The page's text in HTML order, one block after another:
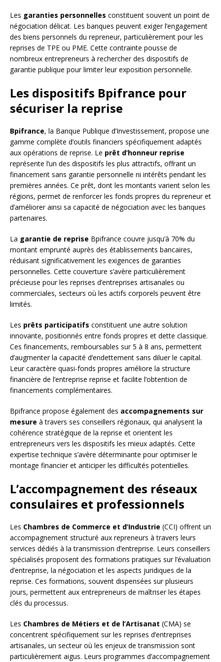
Les garanties personnelles constituent souvent un point de
négociation délicat. Les banques peuvent exiger l’engagement
des biens personnels du repreneur, particulièrement pour les
reprises de TPE ou PME. Cette contrainte pousse de
nombreux entrepreneurs à rechercher des dispositifs de
garantie publique pour limiter leur exposition personnelle.
Les dispositifs Bpifrance pour
sécuriser la reprise
Bpifrance, la Banque Publique d’Investissement, propose une
gamme complète d’outils financiers spécifiquement adaptés
aux opérations de reprise. Le prêt d’honneur reprise
représente l’un des dispositifs les plus attractifs, offrant un
financement sans garantie personnelle ni intérêts pendant les
premières années. Ce prêt, dont les montants varient selon les
régions, permet de renforcer les fonds propres du repreneur et
d’améliorer ainsi sa capacité de négociation avec les banques
partenaires.
La garantie de reprise Bpifrance couvre jusqu’à 70% du
montant emprunté auprès des établissements bancaires,
réduisant significativement les exigences de garanties
personnelles. Cette couverture s’avère particulièrement
précieuse pour les reprises d’entreprises artisanales ou
commerciales, secteurs où les actifs corporels peuvent être
limités.
Les prêts participatifs constituent une autre solution
innovante, positionnés entre fonds propres et dette classique.
Ces financements, remboursables sur 5 à 8 ans, permettent
d’augmenter la capacité d’endettement sans diluer le capital.
Leur caractère quasi-fonds propres améliore la structure
financière de l’entreprise reprise et facilite l’obtention de
financements complémentaires.
Bpifrance propose également des accompagnements sur
mesure à travers ses conseillers régionaux, qui analysent la
cohérence stratégique de la reprise et orientent les
entrepreneurs vers les dispositifs les mieux adaptés. Cette
expertise technique s’avère déterminante pour optimiser le
montage financier et anticiper les difficultés potentielles.
L’accompagnement des réseaux
consulaires et professionnels
Les Chambres de Commerce et d’Industrie (CCI) offrent un
accompagnement structuré aux repreneurs à travers leurs
services dédiés à la transmission d’entreprise. Leurs conseillers
spécialisés proposent des formations pratiques sur l’évaluation
d’entreprise, la négociation et les aspects juridiques de la
reprise. Ces formations, souvent dispensées sur plusieurs
jours, permettent aux entrepreneurs de maîtriser les étapes
clés du processus.
Les Chambres de Métiers et de l’Artisanat (CMA) se
concentrent spécifiquement sur les reprises d’entreprises
artisanales, un secteur où les enjeux de transmission sont
particulièrement aigus. Leurs programmes d’accompagnement